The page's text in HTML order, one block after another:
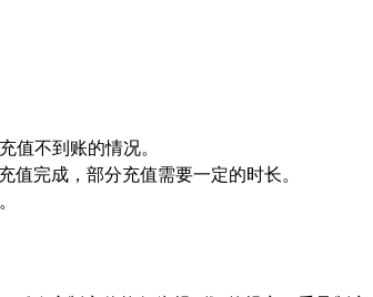
值不到账的情况。
完成，部分充值需要一定的时长。